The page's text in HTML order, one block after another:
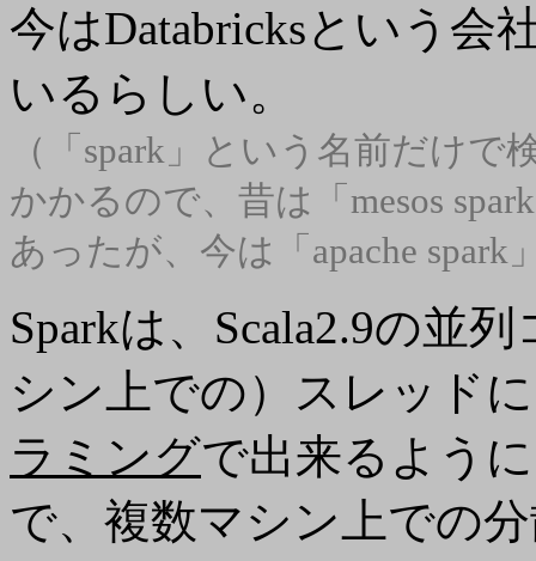
今はDatabricksという会
いるらしい。
（「spark」という名前だけ
かかるので、昔は「mesos
あったが、今は「apache spark
Sparkは、Scala2.9の並
シン上での）スレッド
ラミングで出来るよう
で、複数マシン上での